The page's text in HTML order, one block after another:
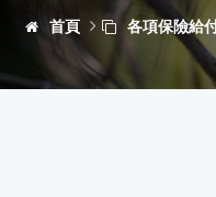
首頁 各項保險給